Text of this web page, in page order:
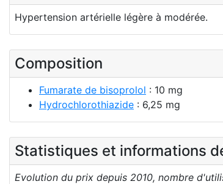
Hypertension artérielle légère à modérée.
Composition
Fumarate de bisoprolol : 10 mg
Hydrochlorothiazide : 6,25 mg
Statistiques et informations
Evolution du prix depuis 2010, nombre